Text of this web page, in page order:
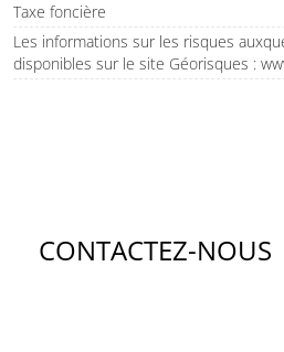
Taxe foncière
Les informations sur les risques
disponibles sur le site Géorisques :
CONTACTEZ-NOUS